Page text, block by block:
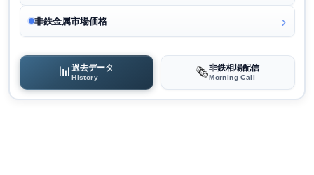
非鉄金属市場価格
📊過去データ
History 🗞️非鉄相場配信
Morning Call